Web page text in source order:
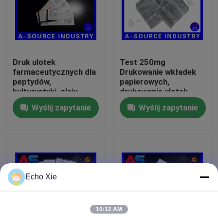
Wycieczka po fabryce
Kontrola jakości
Skontaktuj się z nami
Poprosić o wycenę
10ml Fiolka Skrzynki
Etykiety na małe butelki
Druk ulotek
farmaceutycznych dla
peptydów,
kulturystyki, oleju,
instrukcji
Wyślij zapytanie
Test 250mg
Drukowanie wkładek
papierowych,
drukowanie ulotek
Instrukcja kartonu z
lekarstwami
Wyślij zapytanie
Echo Xie
10:12 AM